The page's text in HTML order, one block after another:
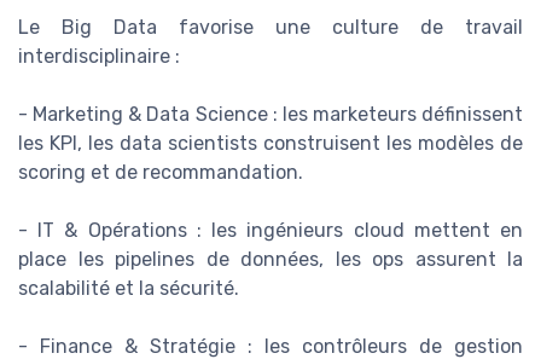
Le Big Data favorise une culture de travail
interdisciplinaire :
- Marketing & Data Science : les marketeurs définissent
les KPI, les data scientists construisent les modèles de
scoring et de recommandation.
- IT & Opérations : les ingénieurs cloud mettent en
place les pipelines de données, les ops assurent la
scalabilité et la sécurité.
- Finance & Stratégie : les contrôleurs de gestion